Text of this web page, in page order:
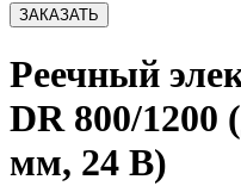
ЗАКАЗАТЬ
Реечный
DR 800/1200
мм, 24 В)